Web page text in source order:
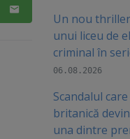
Un nou
unui liceu de
criminal în
06.08.2026
Scandalul
britanică
una dintre